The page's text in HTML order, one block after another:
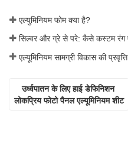
एल्युमिनियम फोम क्या है?
एल्यूमिनियम सामग्री विकास की प्रवृत्ति
उर्ध्वपातन के लिए हाई डेफिनिशन
लोकप्रिय फोटो पैनल एल्यूमिनियम शीट